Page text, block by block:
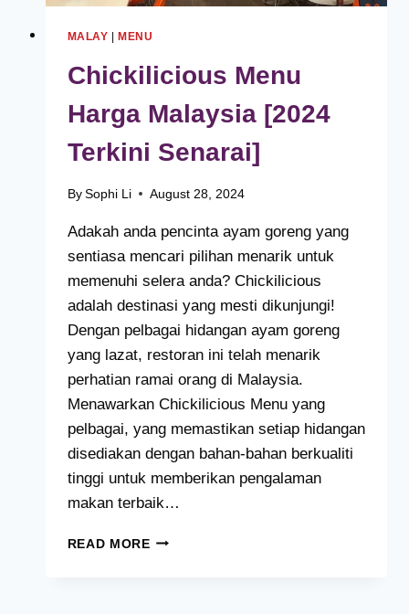
MALAY MENU
Chickilicious Menu
Harga Malaysia [2024
Terkini Senarai]
By Sophi Li August 28, 2024
Adakah anda pencinta ayam goreng yang
sentiasa mencari pilihan menarik untuk
memenuhi selera anda? Chickilicious
adalah destinasi yang mesti dikunjungi!
Dengan pelbagai hidangan ayam goreng
yang lazat, restoran ini telah menarik
perhatian ramai orang di Malaysia.
Menawarkan Chickilicious Menu yang
pelbagai, yang memastikan setiap hidangan
disediakan dengan bahan-bahan berkualiti
tinggi untuk memberikan pengalaman
makan terbaik…
READ MORECHICKILICIOUS